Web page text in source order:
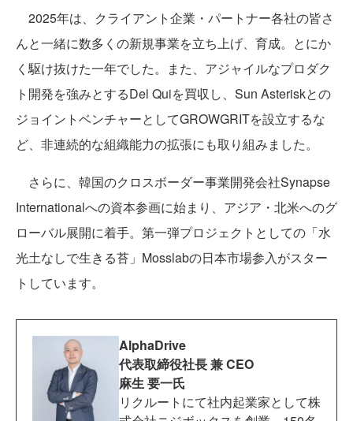
2025年は、クライアント企業・パートナー各社の皆さ
んと一緒に数多くの新規事業を立ち上げ、育成。とにか
く駆け抜けた一年でした。また、アジャイルなプロダク
ト開発を強みとするDel Quiを買収し、Sun Asteriskとの
ジョイントベンチャーとしてGROWGRITを設立するな
ど、非連続的な組織能力の拡張にも取り組みました。
さらに、韓国のクロスボーダー事業開発会社Synapse
Internationalへの資本参画に始まり、アジア・北米へのグ
ローバル展開に着手。第一弾プロジェクトとしての「水
光土なしで生きる苔」Mosslabの日本市場参入がスター
トしています。
AlphaDrive
代表取締役社長 兼 CEO
麻生 要一氏
リクルートにて社内起業家として株